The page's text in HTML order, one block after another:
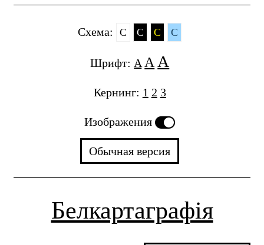
Cхема: C C C C
Шрифт: A A A
Кернинг: 1 2 3
Изображения
Обычная версия
Белкартаграфія